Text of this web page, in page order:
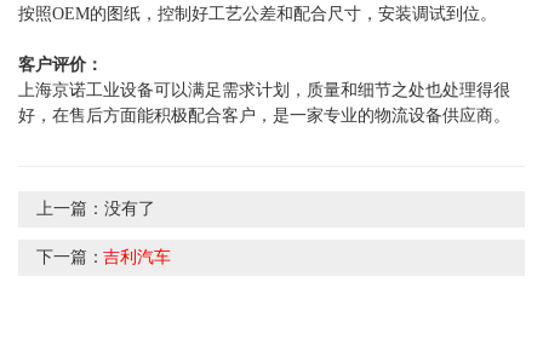
按照OEM的图纸，控制好工艺公差和配合尺寸，安装调试到位。
客户评价：
上海京诺工业设备可以满足需求计划，质量和细节之处也处理得很
好，在售后方面能积极配合客户，是一家专业的物流设备供应商。
上一篇： 没有了
下一篇：吉利汽车